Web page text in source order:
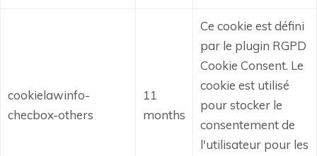
cookielawinfo-
checbox-others
11
months
Ce cookie est défini
par le plugin RGPD
Cookie Consent. Le
cookie est utilisé
pour stocker le
consentement de
l'utilisateur pour les